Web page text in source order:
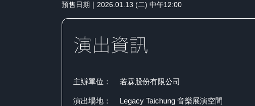
預售日期｜2026.01.13 (二) 中午12:00
主辦單位： 若霖股份有限公司
演出場地： Legacy Taichung 音樂展演空間